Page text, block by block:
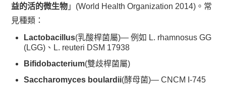
益的活的微生物 」(World Health Organization 2014)。常
見種類：
Lactobacillus(乳酸桿菌屬)— 例如 L. rhamnosus GG
(LGG)、L. reuteri DSM 17938
Bifidobacterium(雙歧桿菌屬)
Saccharomyces boulardii(酵母菌)— CNCM I-745